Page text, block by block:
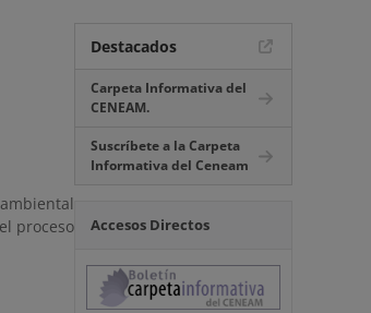
proceso
Destacados
Carpeta Informativa del
CENEAM.
Suscríbete a la Carpeta
Informativa del Ceneam
Accesos Directos